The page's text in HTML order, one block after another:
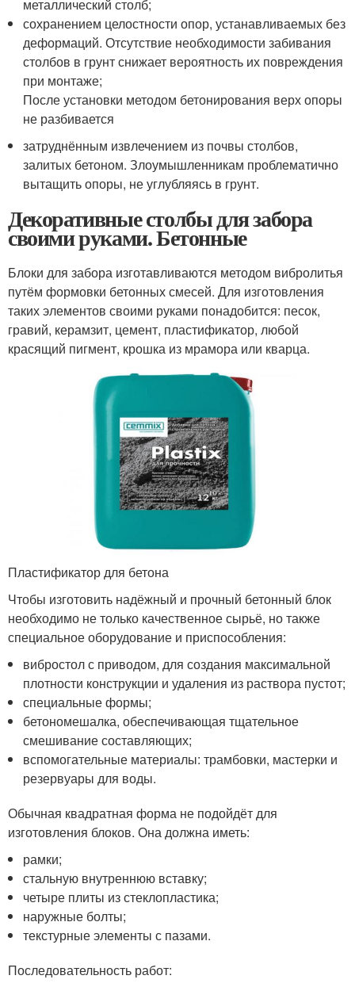
металлический столб;
сохранением целостности опор, устанавливаемых без
деформаций. Отсутствие необходимости забивания
столбов в грунт снижает вероятность их повреждения
при монтаже;
После установки методом бетонирования верх опоры
не разбивается
затруднённым извлечением из почвы столбов,
залитых бетоном. Злоумышленникам проблематично
вытащить опоры, не углубляясь в грунт.
Декоративные столбы для забора
своими руками. Бетонные
Блоки для забора изготавливаются методом вибролитья
путём формовки бетонных смесей. Для изготовления
таких элементов своими руками понадобится: песок,
гравий, керамзит, цемент, пластификатор, любой
красящий пигмент, крошка из мрамора или кварца.
Пластификатор для бетона
Чтобы изготовить надёжный и прочный бетонный блок
необходимо не только качественное сырьё, но также
специальное оборудование и приспособления:
вибростол с приводом, для создания максимальной
плотности конструкции и удаления из раствора пустот;
специальные формы;
бетономешалка, обеспечивающая тщательное
смешивание составляющих;
вспомогательные материалы: трамбовки, мастерки и
резервуары для воды.
Обычная квадратная форма не подойдёт для
изготовления блоков. Она должна иметь:
рамки;
стальную внутреннюю вставку;
четыре плиты из стеклопластика;
наружные болты;
текстурные элементы с пазами.
Последовательность работ: